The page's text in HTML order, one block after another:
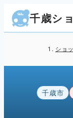
千歳シ
ショ
千歳市